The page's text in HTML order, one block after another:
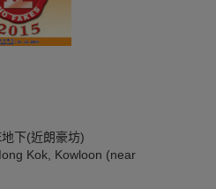
下(近朗豪坊)
Kok, Kowloon (near